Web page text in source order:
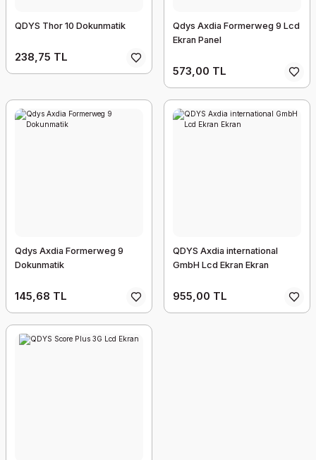
QDYS Thor 10 Dokunmatik
238,75 TL
Qdys Axdia Formerweg 9 Lcd
Ekran Panel
573,00 TL
Qdys Axdia Formerweg 9
Dokunmatik
145,68 TL
QDYS Axdia international
GmbH Lcd Ekran Ekran
955,00 TL